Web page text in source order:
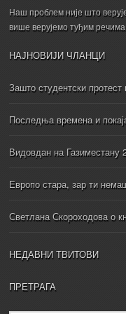
Наш проблем није што
више верујемо туђим
НАЈНОВИЈИ ЧЛАНЦИ
Зашто студентски протест
Последња времена и
Видовдан на Газиместану
Европо стара, зар ти
Светлана Скороходова о
НЕДАВНИ ТВИТОВИ
ПРЕТРАГА